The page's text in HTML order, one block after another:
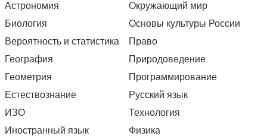
Астрономия
Биология
Вероятность и статистика
География
Геометрия
Естествознание
ИЗО
Иностранный язык
Окружающий мир
Основы культуры России
Право
Природоведение
Программирование
Русский язык
Технология
Физика